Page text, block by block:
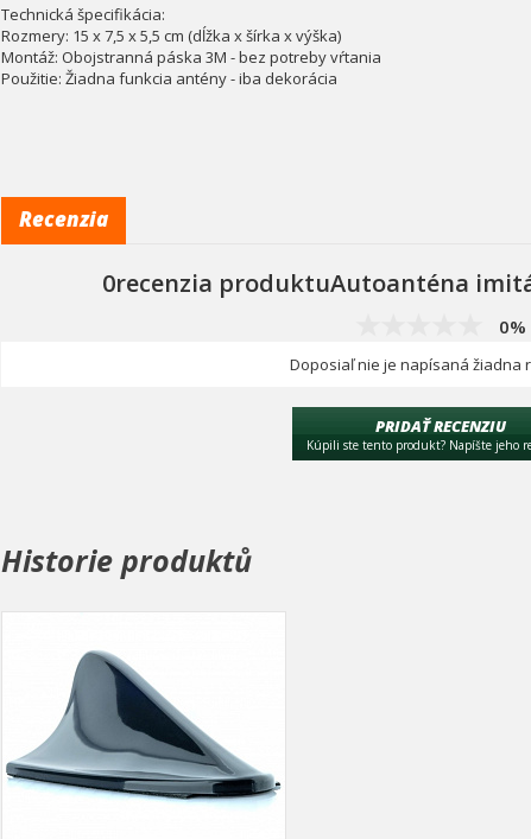
Technická špecifikácia:
Rozmery: 15 x 7,5 x 5,5 cm (dĺžka x šírka x výška)
Montáž: Obojstranná páska 3M - bez potreby vŕtania
Použitie: Žiadna funkcia antény - iba dekorácia
Recenzia
0recenzia produktuAutoanténa
0%
Doposiaľ nie je napísaná žiadna
PRIDAŤ RECENZIU
Kúpili ste tento produkt? Napíšte jeho
Historie produktů